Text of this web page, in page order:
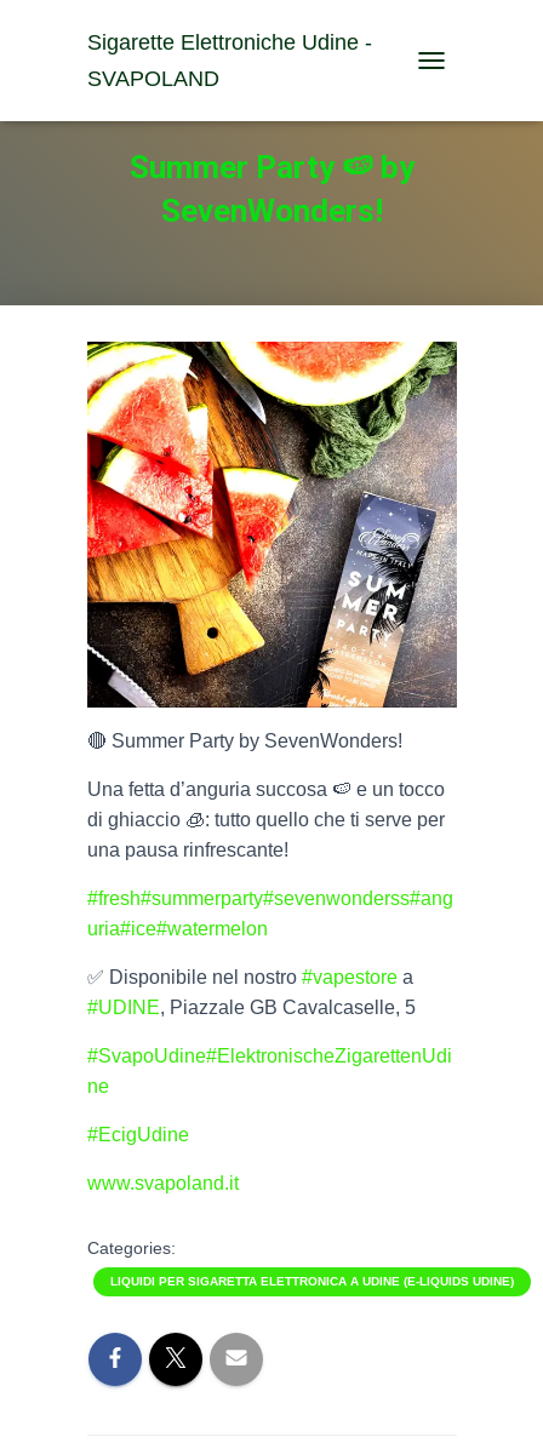
Sigarette Elettroniche Udine -
SVAPOLAND
G
G
T
I
O
N
Summer Party 🍉 by
SevenWonders!
🔴 Summer Party by SevenWonders!
Una fetta d’anguria succosa 🍉 e un tocco
di ghiaccio 🧊: tutto quello che ti serve per
una pausa rinfrescante!
#fresh#summerparty#sevenwonderss#ang
uria#ice#watermelon
✅️ Disponibile nel nostro #vapestorea
#UDINE, Piazzale GB Cavalcaselle, 5
#SvapoUdine#ElektronischeZigarettenUdi
ne
#EcigUdine
www.svapoland.it
Categories:
LIQUIDI PER SIGARETTA ELETTRONICA A UDINE (E-LIQUIDS UDINE)